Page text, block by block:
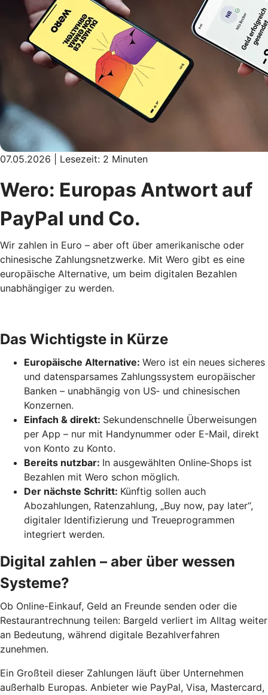
07.05.2026 | Lesezeit: 2 Minuten
Wero: Europas Antwort auf
PayPal und Co.
Wir zahlen in Euro – aber oft über amerikanische oder
chinesische Zahlungsnetzwerke. Mit Wero gibt es eine
europäische Alternative, um beim digitalen Bezahlen
unabhängiger zu werden.
Das Wichtigste in Kürze
Europäische Alternative: Wero ist ein neues sicheres
und datensparsames Zahlungssystem europäischer
Banken – unabhängig von US‑ und chinesischen
Konzernen.
Einfach & direkt: Sekundenschnelle Überweisungen
per App – nur mit Handynummer oder E-Mail, direkt
von Konto zu Konto.
Bereits nutzbar: In ausgewählten Online‑Shops ist
Bezahlen mit Wero schon möglich.
Der nächste Schritt: Künftig sollen auch
Abozahlungen, Ratenzahlung, „Buy now, pay later“,
digitaler Identifizierung und Treueprogrammen
integriert werden.
Digital zahlen – aber über wessen
Systeme?
Ob Online-Einkauf, Geld an Freunde senden oder die
Restaurantrechnung teilen: Bargeld verliert im Alltag weiter
an Bedeutung, während digitale Bezahlverfahren
zunehmen.
Ein Großteil dieser Zahlungen läuft über Unternehmen
außerhalb Europas. Anbieter wie PayPal, Visa, Mastercard,